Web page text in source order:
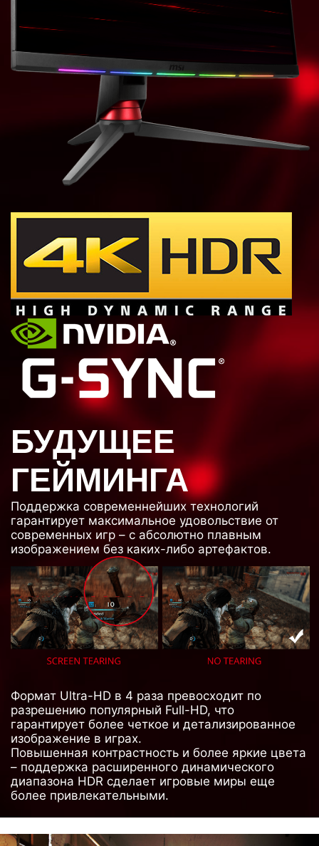
БУДУЩЕЕ
ГЕЙМИНГА
Поддержка современнейших технологий
гарантирует максимальное удовольствие от
современных игр – с абсолютно плавным
изображением без каких-либо артефактов.
Формат Ultra-HD в 4 раза превосходит по
разрешению популярный Full-HD, что
гарантирует более четкое и детализированное
изображение в играх.
Повышенная контрастность и более яркие цвета
– поддержка расширенного динамического
диапазона HDR сделает игровые миры еще
более привлекательными.